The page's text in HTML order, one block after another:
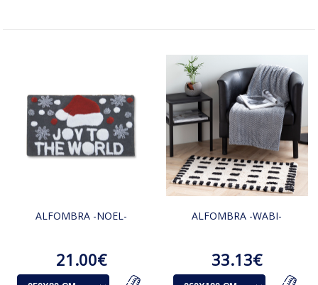
ALFOMBRA -NOEL-
21.00€
ALFOMBRA -WABI-
33.13€